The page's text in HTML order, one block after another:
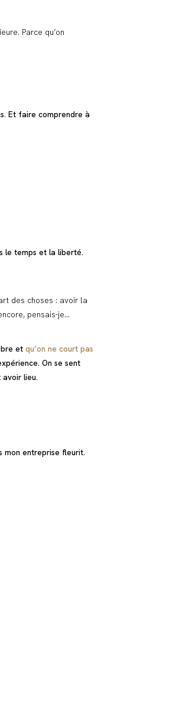
Parce qu’on
Et faire comprendre à
le temps et la liberté.
des choses : avoir la
pensais-je…
et qu’on ne court pas
On se sent
lieu.
mon entreprise fleurit.